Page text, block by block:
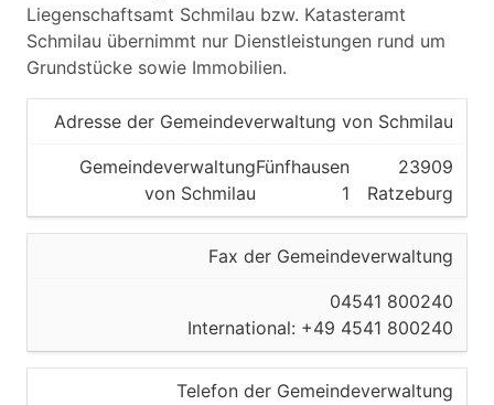
Landesamt für Vermessung und
Geoinformation Schleswig
Liegenschaftsamt Schmilau bzw. Katasteramt
Schmilau übernimmt nur Dienstleistungen rund um
Grundstücke sowie Immobilien.
Adresse der Gemeindeverwaltung von Schmilau
Gemeindeverwaltung
von Schmilau
Fünfhausen
1
23909
Ratzeburg
Fax der Gemeindeverwaltung
04541 800240
International: +49 4541 800240
Telefon der Gemeindeverwaltung